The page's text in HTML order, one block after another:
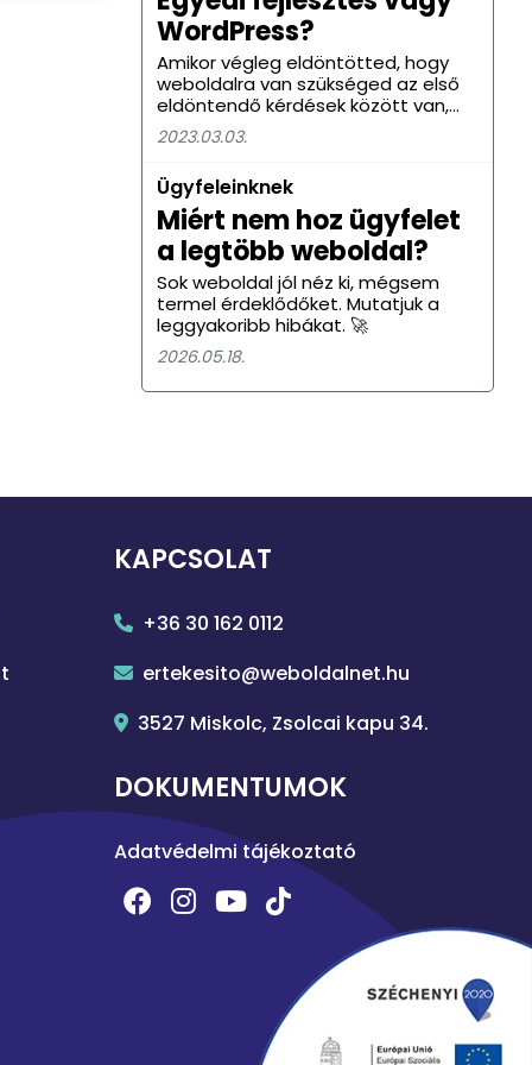
az ügyfelekkel, megismertessék
termékeiket és szolgáltatásaikat,
valamint hűséges rajongókat és
vevőket szerezzenek. A közösségi
média marketing hatékony
hordoz magában a márkák
WordPress?
Amikor végleg eldöntötted, hogy
weboldalra van szükséged az első
eldöntendő kérdések között van,
hogy WordPress vagy egyedi
fejlesztés alapján készüljön?
2023.03.03.
Ügyfeleinknek
Miért nem hoz ügyfelet
a legtöbb weboldal?
Sok weboldal jól néz ki, mégsem
termel érdeklődőket. Mutatjuk a
leggyakoribb hibákat. 🚀
2026.05.18.
KAPCSOLAT
+36 30 162 0112
ertekesito@weboldalnet.hu
3527 Miskolc, Zsolcai kapu 34.
DOKUMENTUMOK
Adatvédelmi tájékoztató